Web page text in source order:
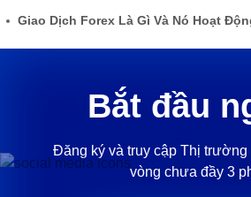
Giao Dịch Forex Là Gì Và Nó Hoạt
Bắt đầu
Đăng ký và truy cập Thị trường
vòng chưa đầy 3